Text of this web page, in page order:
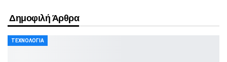
Δημοφιλή Άρθρα
ΤΕΧΝΟΛΟΓΊΑ